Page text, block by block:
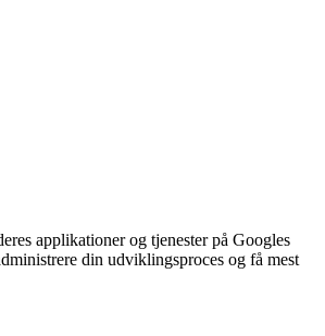
applikationer og tjenester på Googles
din udviklingsproces og få mest